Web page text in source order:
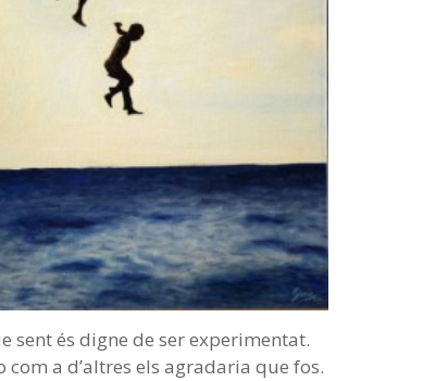
sent és digne de ser experimentat.
a d’altres els agradaria que fos.